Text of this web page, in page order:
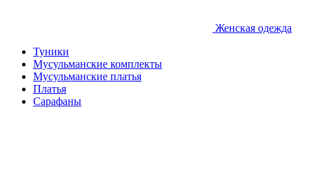
Женская одежда
Туники
Мусульманские комплекты
Мусульманские платья
Платья
Сарафаны